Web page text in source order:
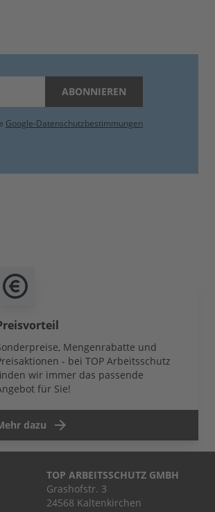
ABONNIEREN
Google-Datenschutzbestimmungen
Mengenrabatte und
- bei TOP Arbeitsschutz
wir immer das passende
für Sie!
dazu
TOP ARBEITSSCHUTZ GMBH
Grashofstr. 3
24568 Kaltenkirchen